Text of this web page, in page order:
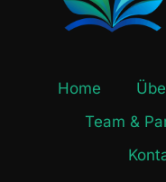
Home
Team &